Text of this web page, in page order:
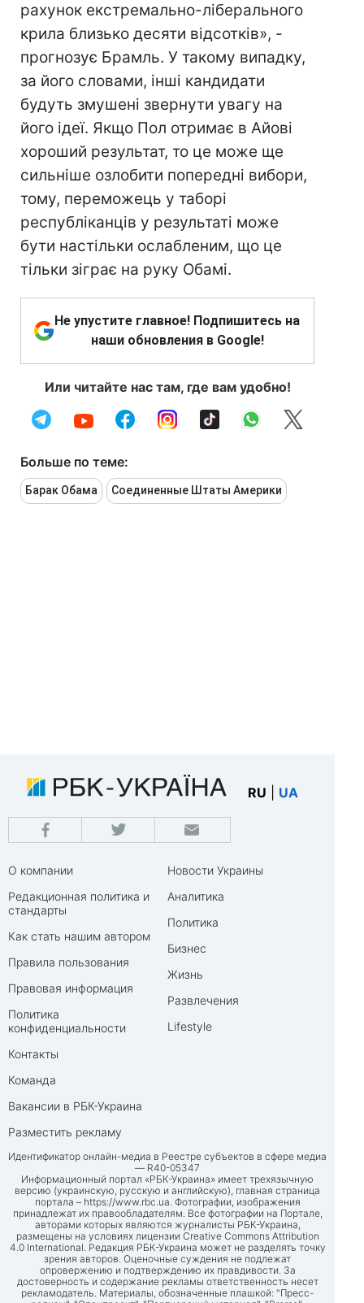
рахунок екстремально-ліберального
крила близько десяти відсотків», -
прогнозує Брамль. У такому випадку,
за його словами, інші кандидати
будуть змушені звернути увагу на
його ідеї. Якщо Пол отримає в Айові
хороший результат, то це може ще
сильніше озлобити попередні вибори,
тому, переможець у таборі
республіканців у результаті може
бути настільки ослабленим, що це
тільки зіграє на руку Обамі.
Не упустите главное! Подпишитесь на
наши обновления в Google!
Или читайте нас там, где вам удобно!
Больше по теме:
Барак Обама Соединенные Штаты Америки
RU UA
О компании
Редакционная политика и
стандарты
Как стать нашим автором
Правила пользования
Правовая информация
Политика
конфиденциальности
Контакты
Команда
Вакансии в РБК-Украина
Разместить рекламу
Новости Украины
Аналитика
Политика
Бизнес
Жизнь
Развлечения
Lifestyle
Идентификатор онлайн-медиа в Реестре субъектов в сфере медиа
— R40-05347
Информационный портал «РБК-Украина» имеет трехязычную
версию (украинскую, русскую и английскую), главная страница
портала – https://www.rbc.ua. Фотографии, изображения
принадлежат их правообладателям. Все фотографии на Портале,
авторами которых являются журналисты РБК-Украина,
размещены на условиях лицензии Creative Commons Attribution
4.0 International. Редакция РБК-Украина может не разделять точку
зрения авторов. Оценочные суждения не подлежат
опровержению и подтверждению их правдивости. За
достоверность и содержание рекламы ответственность несет
рекламодатель. Материалы, обозначенные плашкой: "Пресс-